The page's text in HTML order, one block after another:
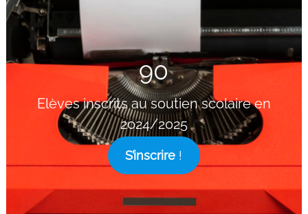
90
Elèves inscrits au soutien scolaire en
2024/2025
S’inscrire !